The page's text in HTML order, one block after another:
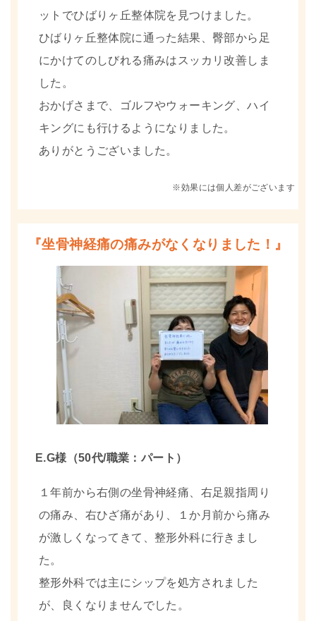
ットでひばりヶ丘整体院を見つけました。
ひばりヶ丘整体院に通った結果、臀部から足
にかけてのしびれる痛みはスッカリ改善しま
した。
おかげさまで、ゴルフやウォーキング、ハイ
キングにも行けるようになりました。
ありがとうございました。
※効果には個人差がございます
『坐骨神経痛の痛みがなくなりました！』
E.G様（50代/職業：パート）
１年前から右側の坐骨神経痛、右足親指周り
の痛み、右ひざ痛があり、１か月前から痛み
が激しくなってきて、整形外科に行きまし
た。
整形外科では主にシップを処方されました
が、良くなりませんでした。